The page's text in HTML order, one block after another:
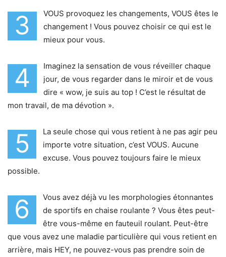
3
VOUS provoquez les changements, VOUS êtes le
changement ! Vous pouvez choisir ce qui est le
mieux pour vous.
4
Imaginez la sensation de vous réveiller chaque
jour, de vous regarder dans le miroir et de vous
dire « wow, je suis au top ! C’est le résultat de
mon travail, de ma dévotion ».
5
La seule chose qui vous retient à ne pas agir peu
importe votre situation, c’est VOUS. Aucune
excuse. Vous pouvez toujours faire le mieux
possible.
6
Vous avez déjà vu les morphologies étonnantes
de sportifs en chaise roulante ? Vous êtes peut-
être vous-même en fauteuil roulant. Peut-être
que vous avez une maladie particulière qui vous retient en
arrière, mais HEY, ne pouvez-vous pas prendre soin de